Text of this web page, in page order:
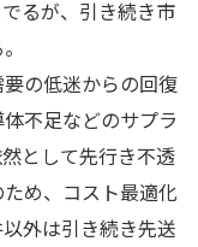
るが、引き続き市
の低迷からの回復
不足などのサプラ
として先行き不透
め、コスト最適化
外は引き続き先送